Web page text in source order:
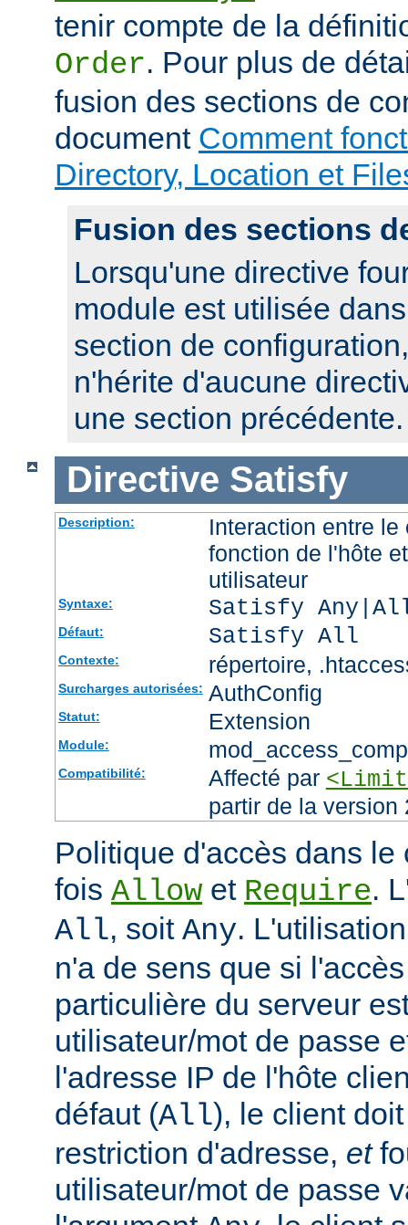
tenir compte de la
Order. Pour plus de
fusion des sections de
document Comment
Directory, Location et
Fusion des sections
Lorsqu'une directive
module est utilisée
section de
n'hérite d'aucune
une section précédente.
Directive Satisfy
Description:
Interaction entre
fonction de l'hôte
utilisateur
Syntaxe: Satisfy
Défaut: Satisfy All
Contexte: répertoire,
Surcharges autorisées: AuthConfig
Statut: Extension
Module:
Compatibilité: Affecté par
partir de la version
Politique d'accès dans
fois Allow et Require.
All, soit Any.
n'a de sens que si
particulière du serveur
utilisateur/mot de passe
l'adresse IP de l'hôte
défaut (All), le client
restriction d'adresse, et
utilisateur/mot de passe